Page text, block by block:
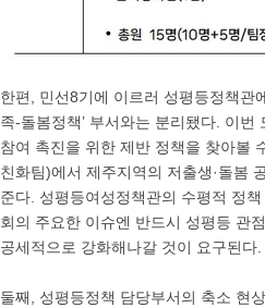
한편, 민선8기에 이르러 성평등정책관
족-돌봄정책’ 부서와는 분리됐다. 이
참여 촉진을 위한 제반 정책을 찾아볼
친화팀)에서 제주지역의 저출생·돌봄
준다. 성평등여성정책관의 수평적 정
회의 주요한 이슈엔 반드시 성평등 관
공세적으로 강화해나갈 것이 요구된다.
둘째, 성평등정책 담당부서의 축소 현